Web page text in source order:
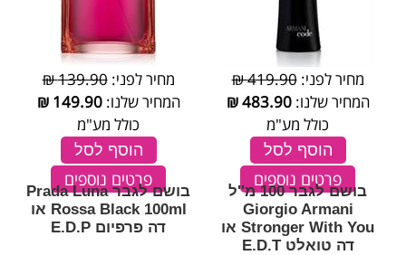
מחיר לפני:419.90 ₪
המחיר שלנו:483.90
₪
כולל מע"מ
הוסף לסל
פרטים נוספים
מחיר לפני:139.90 ₪
המחיר שלנו:149.90
₪
כולל מע"מ
הוסף לסל
פרטים נוספים
בושם לגבר 100 מ''ל
Giorgio Armani
Stronger With You או
דה טואלט E.D.T
בושם לגבר Prada Luna
Rossa Black 100ml או
דה פרפיום E.D.P